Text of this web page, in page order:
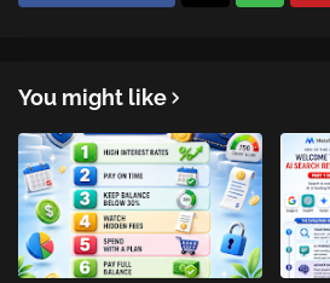
You might like